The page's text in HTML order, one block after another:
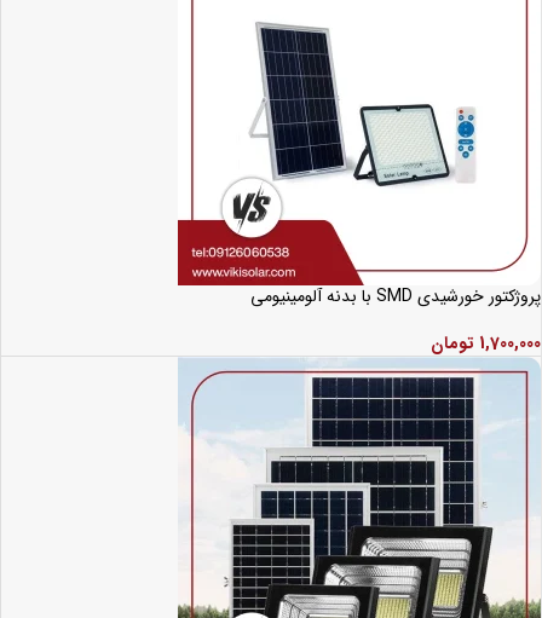
پروژکتور خورشیدی SMD با بدنه آلومینیومی
1,700,000 تومان